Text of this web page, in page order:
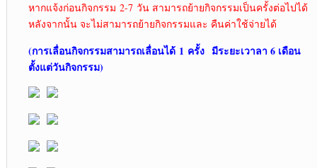
หากแจ้งก่อนกิจกรรม 2-7 วัน สามารถย้ายกิจกรรมเป็นครั้งต่อไปได้
หลังจากนั้น จะไม่สามารถย้ายกิจกรรมและ คืนค่าใช้จ่ายได้
(การเลื่อนกิจกรรมสามารถเลื่อนได้1 ครั้ง มีระยะเวาลา 6 เดือน
ตั้งแต่วันกิจกรรม)